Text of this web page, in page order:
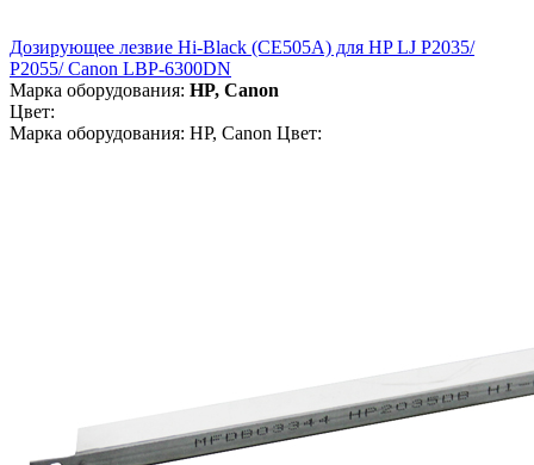
Дозирующее лезвие Hi-Black (CE505A) для HP LJ P2035/
P2055/ Canon LBP-6300DN
Марка оборудования: HP, Canon
Цвет:
Марка оборудования: HP, Canon Цвет: